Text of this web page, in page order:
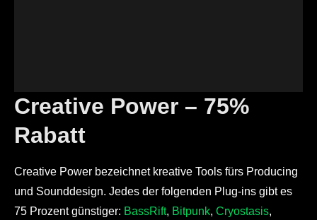
Creative Power – 75%
Rabatt
Creative Power bezeichnet kreative Tools fürs Producing
und Sounddesign. Jedes der folgenden Plug-ins gibt es
75 Prozent günstiger: BassRift, Bitpunk, Cryostasis,